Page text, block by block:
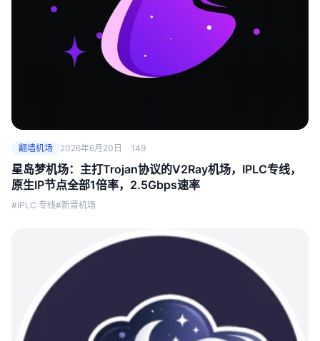
翻墙机场 2026年6月20日 149
星岛梦机场：主打Trojan协议的V2Ray机场，IPLC专线，
原生IP节点全部1倍率，2.5Gbps速率
#IPLC 专线#新晋机场